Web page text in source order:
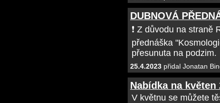
DUBNOVÁ
❗ Z důvodu na
přednáška
přesunuta na podzim.
25.4.2023 přidal Jonatan
Nabídka na květen
V květnu se můžete